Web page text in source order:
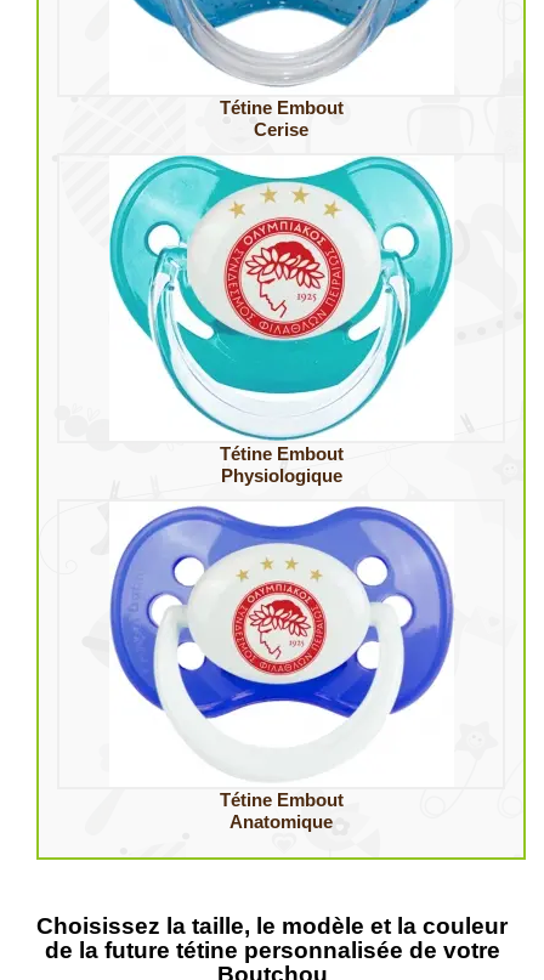
Tétine Embout
Cerise
Tétine Embout
Physiologique
Tétine Embout
Anatomique
Choisissez la taille, le modèle et la couleur
de la future tétine personnalisée de votre
Boutchou